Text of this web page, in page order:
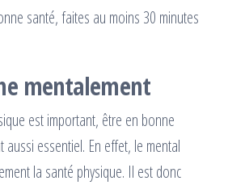
santé, faites au moins 30 minutes
mentalement
est important, être en bonne
essentiel. En effet, le mental
la santé physique. Il est donc